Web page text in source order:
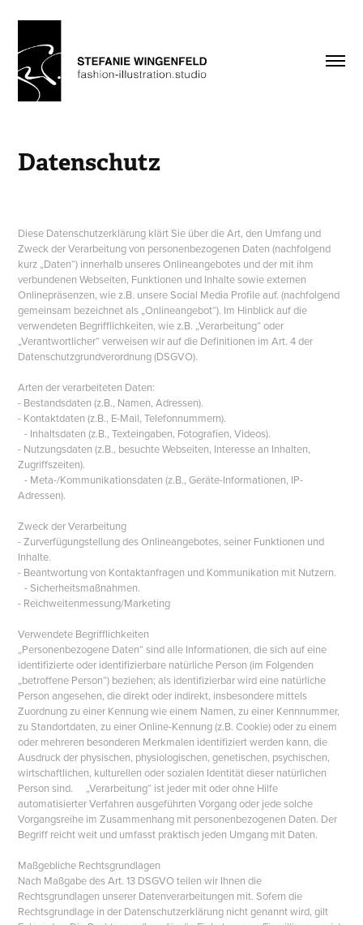
Datenschutz
Diese Datenschutzerklärung klärt Sie über die Art, den Umfang und
Zweck der Verarbeitung von personenbezogenen Daten (nachfolgend
kurz „Daten“) innerhalb unseres Onlineangebotes und der mit ihm
verbundenen Webseiten, Funktionen und Inhalte sowie externen
Onlinepräsenzen, wie z.B. unsere Social Media Profile auf. (nachfolgend
gemeinsam bezeichnet als „Onlineangebot“). Im Hinblick auf die
verwendeten Begrifflichkeiten, wie z.B. „Verarbeitung“ oder
„Verantwortlicher“ verweisen wir auf die Definitionen im Art. 4 der
Datenschutzgrundverordnung (DSGVO).
Arten der verarbeiteten Daten:
- Bestandsdaten (z.B., Namen, Adressen).
- Kontaktdaten (z.B., E-Mail, Telefonnummern).
- Inhaltsdaten (z.B., Texteingaben, Fotografien, Videos).
- Nutzungsdaten (z.B., besuchte Webseiten, Interesse an Inhalten,
Zugriffszeiten).
- Meta-/Kommunikationsdaten (z.B., Geräte-Informationen, IP-
Adressen).
Zweck der Verarbeitung
- Zurverfügungstellung des Onlineangebotes, seiner Funktionen und
Inhalte.
- Beantwortung von Kontaktanfragen und Kommunikation mit Nutzern.
- Sicherheitsmaßnahmen.
- Reichweitenmessung/Marketing
Verwendete Begrifflichkeiten
„Personenbezogene Daten“ sind alle Informationen, die sich auf eine
identifizierte oder identifizierbare natürliche Person (im Folgenden
„betroffene Person“) beziehen; als identifizierbar wird eine natürliche
Person angesehen, die direkt oder indirekt, insbesondere mittels
Zuordnung zu einer Kennung wie einem Namen, zu einer Kennnummer,
zu Standortdaten, zu einer Online-Kennung (z.B. Cookie) oder zu einem
oder mehreren besonderen Merkmalen identifiziert werden kann, die
Ausdruck der physischen, physiologischen, genetischen, psychischen,
wirtschaftlichen, kulturellen oder sozialen Identität dieser natürlichen
Person sind. „Verarbeitung“ ist jeder mit oder ohne Hilfe
automatisierter Verfahren ausgeführten Vorgang oder jede solche
Vorgangsreihe im Zusammenhang mit personenbezogenen Daten. Der
Begriff reicht weit und umfasst praktisch jeden Umgang mit Daten.
Maßgebliche Rechtsgrundlagen
Nach Maßgabe des Art. 13 DSGVO teilen wir Ihnen die
Rechtsgrundlagen unserer Datenverarbeitungen mit. Sofern die
Rechtsgrundlage in der Datenschutzerklärung nicht genannt wird, gilt